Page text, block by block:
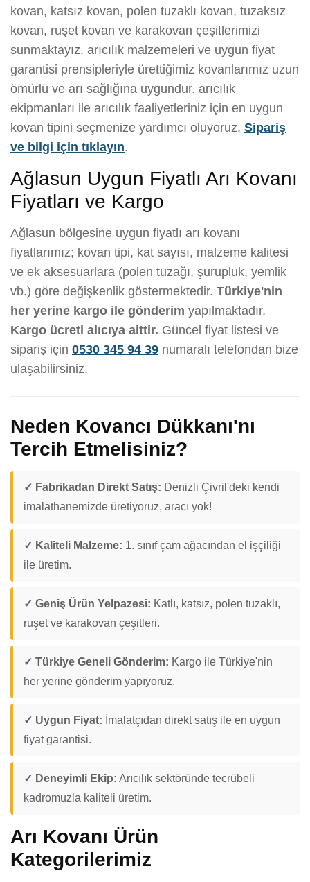
kovan, katsız kovan, polen tuzaklı kovan, tuzaksız
kovan, ruşet kovan ve karakovan çeşitlerimizi
sunmaktayız. arıcılık malzemeleri ve uygun fiyat
garantisi prensipleriyle ürettiğimiz kovanlarımız uzun
ömürlü ve arı sağlığına uygundur. arıcılık
ekipmanları ile arıcılık faaliyetleriniz için en uygun
kovan tipini seçmenize yardımcı oluyoruz. Sipariş
ve bilgi için tıklayın.
Ağlasun Uygun Fiyatlı Arı Kovanı
Fiyatları ve Kargo
Ağlasun bölgesine uygun fiyatlı arı kovanı
fiyatlarımız; kovan tipi, kat sayısı, malzeme kalitesi
ve ek aksesuarlara (polen tuzağı, şurupluk, yemlik
vb.) göre değişkenlik göstermektedir. Türkiye'nin
her yerine kargo ile gönderim yapılmaktadır.
Kargo ücreti alıcıya aittir. Güncel fiyat listesi ve
sipariş için 0530 345 94 39 numaralı telefondan bize
ulaşabilirsiniz.
Neden Kovancı Dükkanı'nı
Tercih Etmelisiniz?
✓ Fabrikadan Direkt Satış: Denizli Çivril'deki kendi
imalathanemizde üretiyoruz, aracı yok!
✓ Kaliteli Malzeme: 1. sınıf çam ağacından el işçiliği
ile üretim.
✓ Geniş Ürün Yelpazesi: Katlı, katsız, polen tuzaklı,
ruşet ve karakovan çeşitleri.
✓ Türkiye Geneli Gönderim: Kargo ile Türkiye'nin
her yerine gönderim yapıyoruz.
✓ Uygun Fiyat: İmalatçıdan direkt satış ile en uygun
fiyat garantisi.
✓ Deneyimli Ekip: Arıcılık sektöründe tecrübeli
kadromuzla kaliteli üretim.
Arı Kovanı Ürün
Kategorilerimiz